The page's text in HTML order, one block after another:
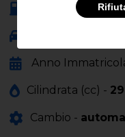
Alimentazione -
Anno
Cilindrata (cc) -
Cambio -